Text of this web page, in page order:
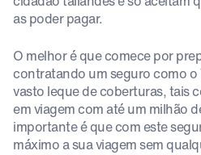
as poder pagar.
O melhor é que comece por
contratando um seguro como o
vasto leque de coberturas, tais
em viagem com até um milhão
importante é que com este
máximo a sua viagem sem